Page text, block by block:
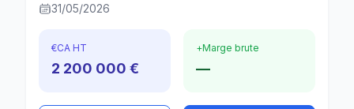
31/05/2026
€CA HT
2 200 000 €
+Marge brute
—